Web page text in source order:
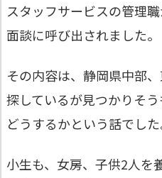
スタッフサービスの管理
面談に呼び出されました。
その内容は、静岡県中部
探しているが見つかりそう
どうするかという話でした
小生も、女房、子供2人を